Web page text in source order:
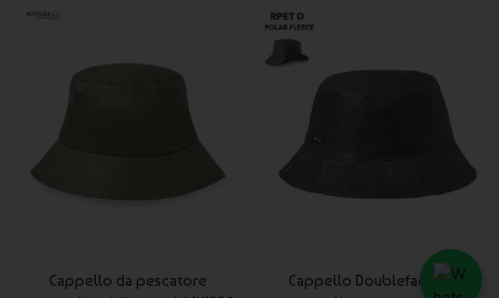
Cappello da pescatore
Cappello Doubleface da